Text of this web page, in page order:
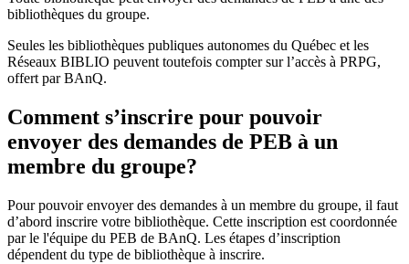
bibliothèques du groupe.
Seules les bibliothèques publiques autonomes du Québec et les
Réseaux BIBLIO peuvent toutefois compter sur l’accès à PRPG,
offert par BAnQ.
Comment s’inscrire pour pouvoir
envoyer des demandes de PEB à un
membre du groupe?
Pour pouvoir envoyer des demandes à un membre du groupe, il faut
d’abord inscrire votre bibliothèque. Cette inscription est coordonnée
par le l'équipe du PEB de BAnQ. Les étapes d’inscription
dépendent du type de bibliothèque à inscrire.